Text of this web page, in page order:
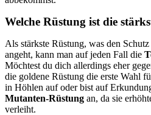
Welche Rüstung ist die
Als stärkste Rüstung, was den
angeht, kann man auf jeden Fall die
Möchtest du dich allerdings eher
die goldene Rüstung die erste Wahl
in Höhlen auf oder bist auf
Mutanten-Rüstung an, da sie
verleiht.